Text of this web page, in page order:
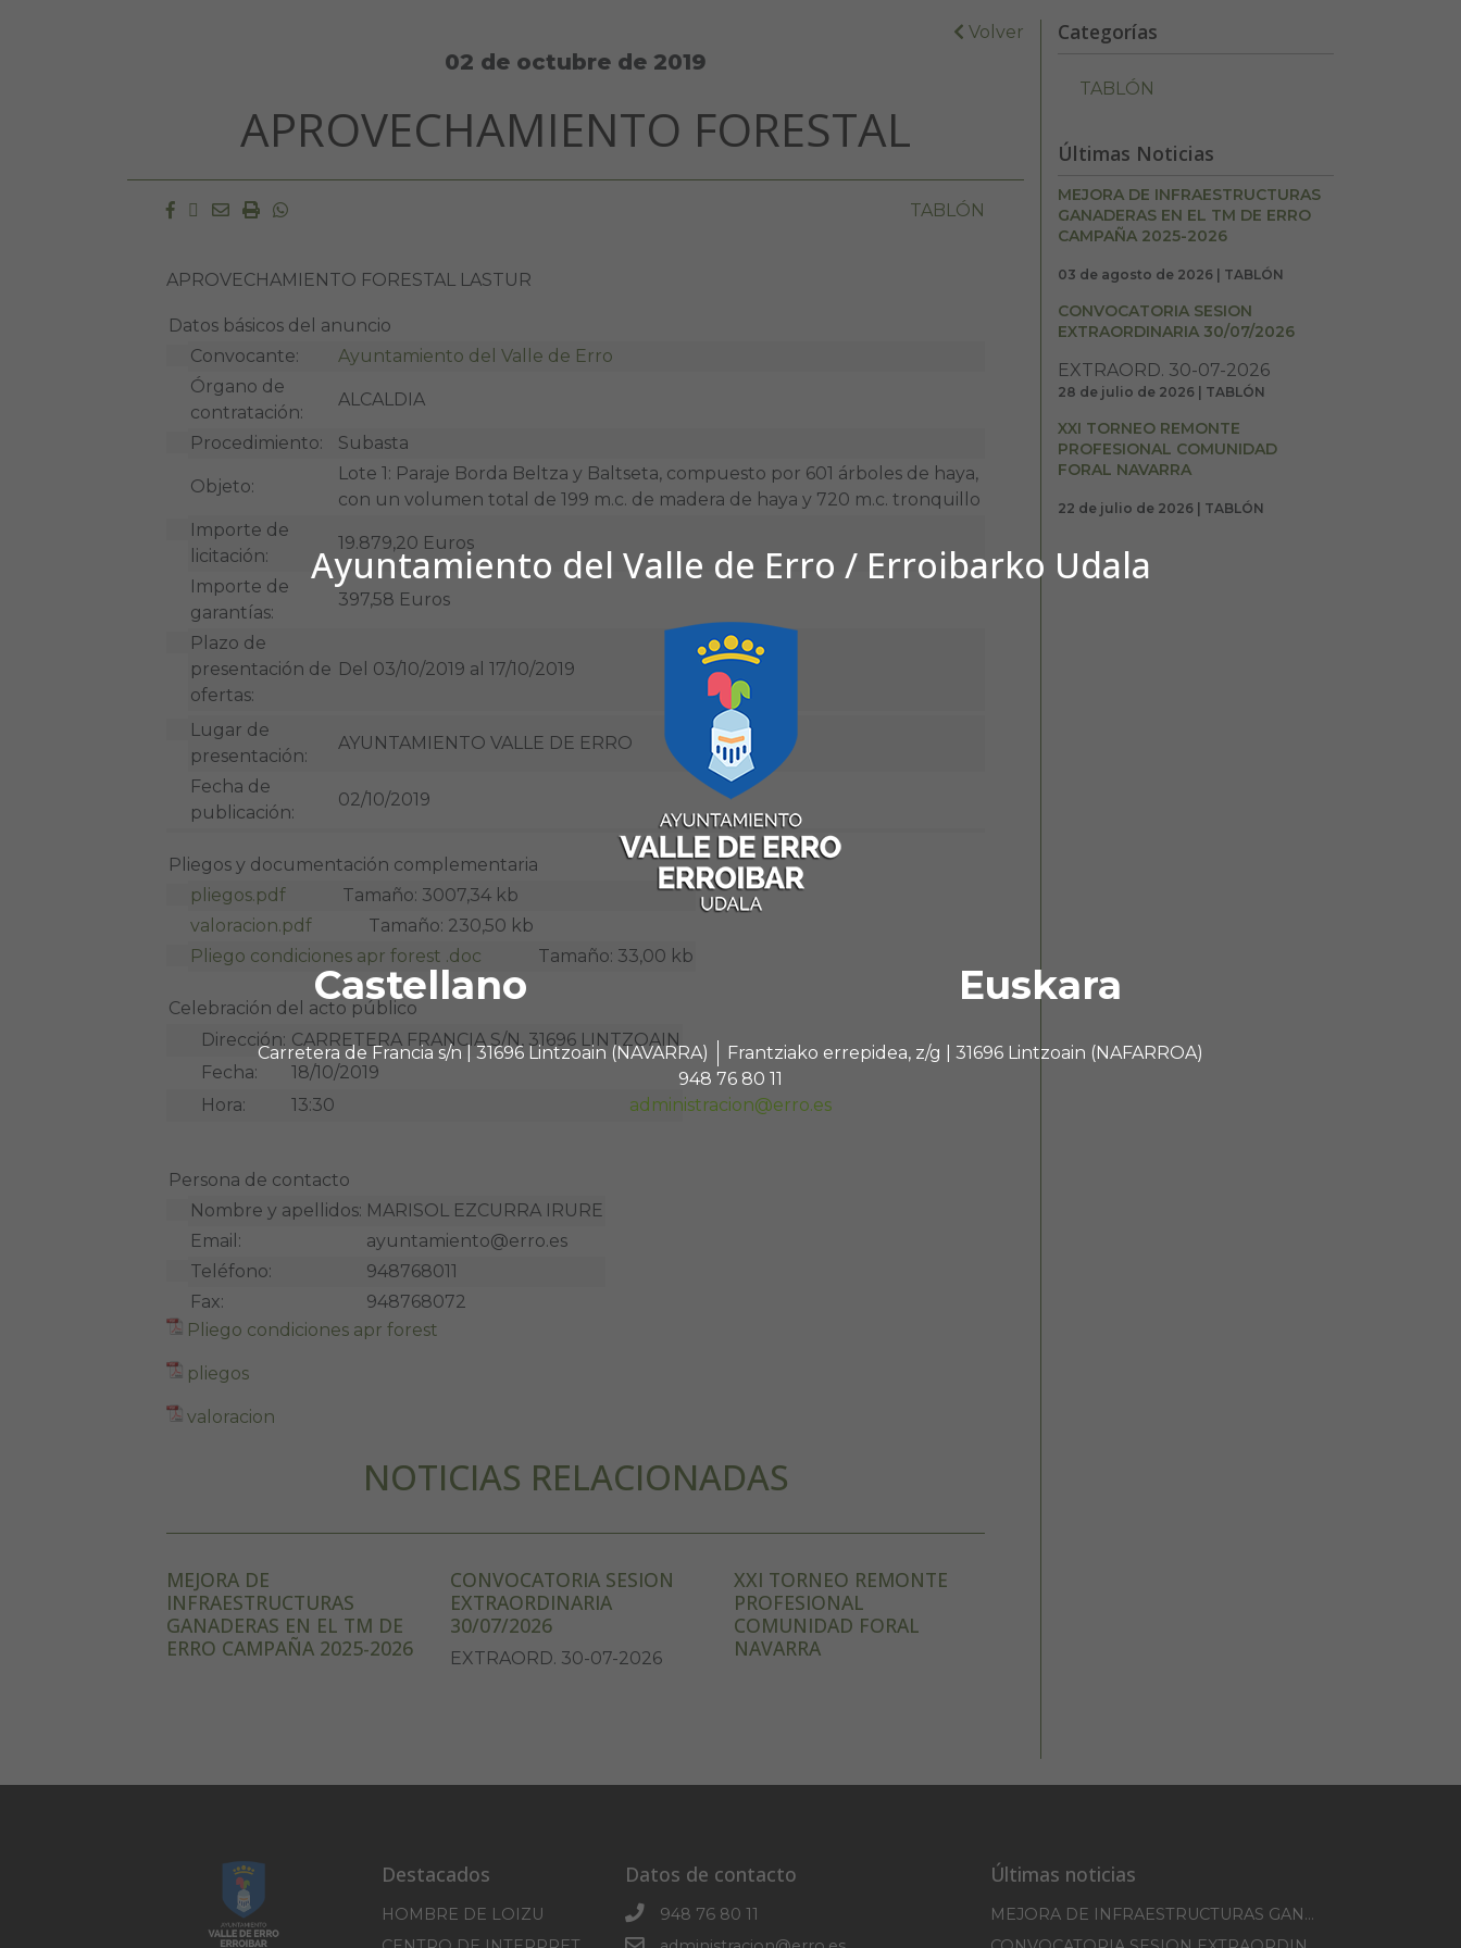
Ayuntamiento del Valle de Erro / Erroibarko Udala
Castellano Euskara
Carretera de Francia s/n | 31696 Lintzoain (NAVARRA)
Frantziako errepidea, z/g | 31696 Lintzoain (NAFARROA)
948 76 80 11
administracion@erro.es
Volver
02 de octubre de 2019
APROVECHAMIENTO FORESTAL
Facebook
Twitter
EmailImprimir
Whatsapp TABLÓN
APROVECHAMIENTO FORESTAL LASTUR
Datos básicos del anuncio
Convocante:
Ayuntamiento del Valle de Erro
Órgano de
contratación:
ALCALDIA
Procedimiento: Subasta
Objeto:
Lote 1: Paraje Borda Beltza y Baltseta, compuesto por 601 árboles de haya,
con un volumen total de 199 m.c. de madera de haya y 720 m.c. tronquillo
Importe de
licitación:
19.879,20 Euros
Importe de
garantías:
397,58 Euros
Plazo de
presentación de
ofertas:
Del 03/10/2019 al 17/10/2019
Lugar de
presentación:
AYUNTAMIENTO VALLE DE ERRO
Fecha de
publicación:
02/10/2019
Pliegos y documentación complementaria
pliegos.pdfTamaño: 3007,34 kb
valoracion.pdfTamaño: 230,50 kb
Pliego condiciones apr forest .doc Tamaño: 33,00 kb
Celebración del acto público
Dirección: CARRETERA FRANCIA S/N, 31696 LINTZOAIN
Fecha:
18/10/2019
Hora:
13:30
Persona de contacto
Nombre y apellidos: MARISOL EZCURRA IRURE
Email:
ayuntamiento@erro.es
Teléfono:
948768011
Fax:
948768072
Pliego condiciones apr forest
pliegos
valoracion
NOTICIAS RELACIONADAS
MEJORA DE
INFRAESTRUCTURAS
GANADERAS EN EL TM DE
ERRO CAMPAÑA 2025-2026
CONVOCATORIA SESION
EXTRAORDINARIA
30/07/2026
EXTRAORD. 30-07-2026
XXI TORNEO REMONTE
PROFESIONAL
COMUNIDAD FORAL
NAVARRA
Categorías
TABLÓN
Últimas Noticias
MEJORA DE INFRAESTRUCTURAS
GANADERAS EN EL TM DE ERRO
CAMPAÑA 2025-2026
03 de agosto de 2026 | TABLÓN
CONVOCATORIA SESION
EXTRAORDINARIA 30/07/2026
EXTRAORD. 30-07-2026
28 de julio de 2026 | TABLÓN
XXI TORNEO REMONTE
PROFESIONAL COMUNIDAD
FORAL NAVARRA
22 de julio de 2026 | TABLÓN
Destacados
HOMBRE DE LOIZU
Datos de contacto
948 76 80 11
Últimas noticias
MEJORA DE INFRAESTRUCTURAS GANADERAS EN EL TM DE ERRO CAMPAÑA 2025-2026